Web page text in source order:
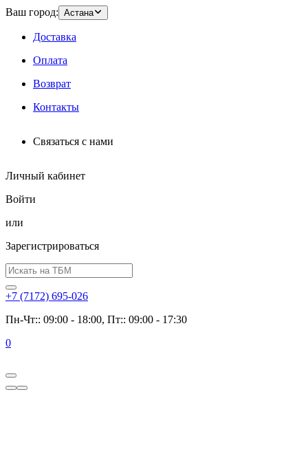
Ваш город: Астана
Доставка
Оплата
Возврат
Контакты
Связаться с нами
Личный кабинет
Войти
или
Зарегистрироваться
+7 (7172) 695-026
Пн-Чт:: 09:00 - 18:00, Пт:: 09:00 - 17:30
0